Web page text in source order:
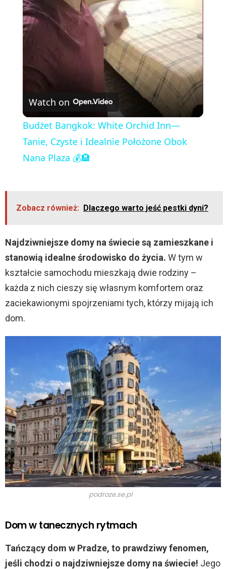
a
y
V
i
o
Watch on
Budżet Bangkok: White Orchid Inn—
Tanie, Czyste i Idealnie Położone Obok
Nana Plaza 💰🏨
Zobacz również: Dlaczego warto jeść pestki dyni?
Najdziwniejsze domy na świecie są zamieszkane i
stanowią idealne środowisko do życia. W tym w
kształcie samochodu mieszkają dwie rodziny –
każda z nich cieszy się własnym komfortem oraz
zaciekawionymi spojrzeniami tych, którzy mijają ich
dom.
podroze.se.pl
Dom w tanecznych rytmach
Tańczący dom w Pradze, to prawdziwy fenomen,
jeśli chodzi o najdziwniejsze domy na świecie! Jego